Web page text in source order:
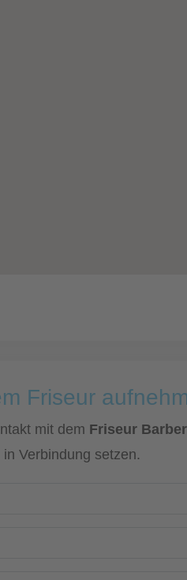
Friseur
mit dem Friseur
Verbindung setzen.